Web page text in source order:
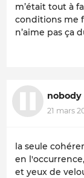
m’était tout à
conditions me
n’aime pas ça
nobody
21 mars
la seule
en
et yeux de